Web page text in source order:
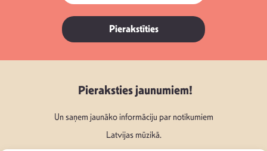
Pierakstīties
Pieraksties jaunumiem!
Un saņem jaunāko informāciju par notikumiem
Latvijas mūzikā.